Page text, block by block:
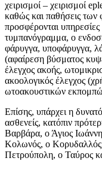
χειρισμοί – χειρισμοί
καθώς και παθήσεις
προσφέρονται
τυμπανόγραμμα, ο
φάρυγγα, υποφάρυγγα,
(αφαίρεση βύσματος
έλεγχος ακοής,
ακοολογικός έλεγχος
ωτοακουστικών
Επίσης, υπάρχει η
ασθενείς, κατόπιν
Βαρβάρα, ο Άγιος
Κολωνός, ο
Πετρούπολη, ο Ταύρος